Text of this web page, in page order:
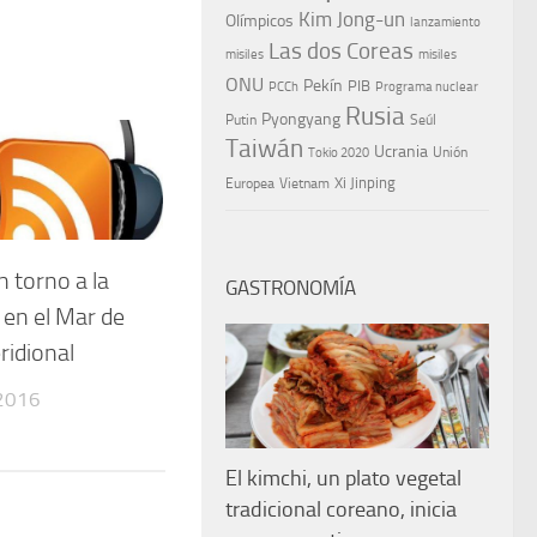
torno a la
el Mar de
Olímpicos Kim Jong-un lanzamiento
misiles Las dos Coreas misiles
ONU PCCh Pekín PIB Programa nuclear
Putin Pyongyang Rusia Seúl
Taiwán Tokio 2020 Ucrania Unión
Europea Vietnam Xi Jinping
GASTRONOMÍA
El kimchi, un plato vegetal
tradicional coreano, inicia